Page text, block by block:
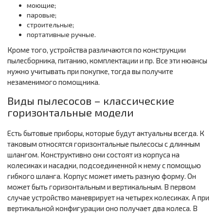
моющие;
паровые;
строительные;
портативные ручные.
Кроме того, устройства различаются по конструкции
пылесборника, питанию, комплектации и пр. Все эти нюансы
нужно учитывать при покупке, тогда вы получите
незаменимого помощника.
Виды пылесосов – классические
горизонтальные модели
Есть бытовые приборы, которые будут актуальны всегда. К
таковым относятся горизонтальные пылесосы с длинным
шлангом. Конструктивно они состоят из корпуса на
колесиках и насадки, подсоединенной к нему с помощью
гибкого шланга. Корпус может иметь разную форму. Он
может быть горизонтальным и вертикальным. В первом
случае устройство маневрирует на четырех колесиках. А при
вертикальной конфигурации оно получает два колеса. В